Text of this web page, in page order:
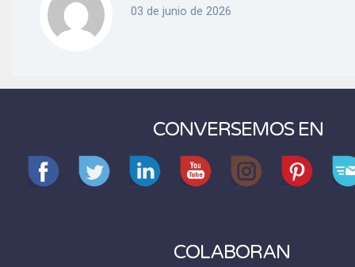
03 de junio de 2026
CONVERSEMOS EN
COLABORAN